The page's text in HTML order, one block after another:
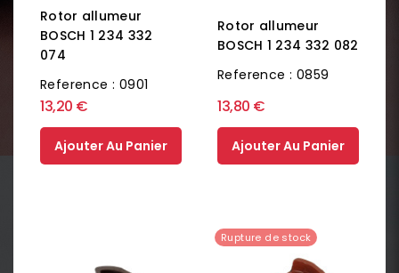
Rotor allumeur
BOSCH 1 234 332
074
Reference : 0901
13,20 €
Ajouter Au Panier
Rotor allumeur
BOSCH 1 234 332 082
Reference : 0859
13,80 €
Ajouter Au Panier
Rupture de stock